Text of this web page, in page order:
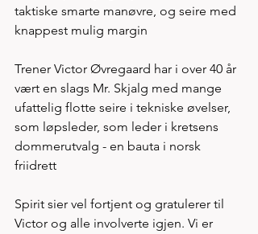
taktiske smarte manøvre, og seire med
knappest mulig margin
Trener Victor Øvregaard har i over 40 år
vært en slags Mr. Skjalg med mange
ufattelig flotte seire i tekniske øvelser,
som løpsleder, som leder i kretsens
dommerutvalg - en bauta i norsk
friidrett
Spirit sier vel fortjent og gratulerer til
Victor og alle involverte igjen. Vi er